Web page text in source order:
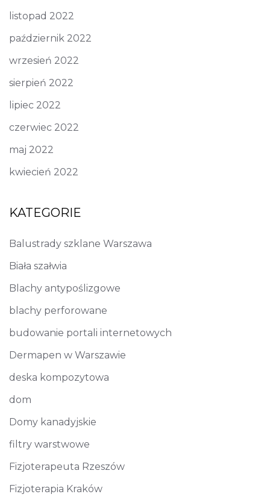
listopad 2022
październik 2022
wrzesień 2022
sierpień 2022
lipiec 2022
czerwiec 2022
maj 2022
kwiecień 2022
KATEGORIE
Balustrady szklane Warszawa
Biała szałwia
Blachy antypoślizgowe
blachy perforowane
budowanie portali internetowych
Dermapen w Warszawie
deska kompozytowa
dom
Domy kanadyjskie
filtry warstwowe
Fizjoterapeuta Rzeszów
Fizjoterapia Kraków